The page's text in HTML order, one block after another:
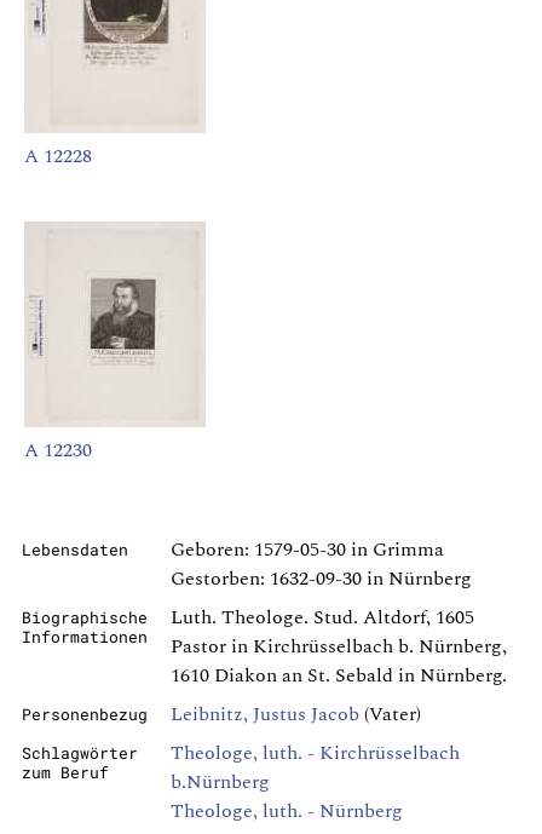
A 12228
A 12230
Lebensdaten
Geboren: 1579-05-30 in Grimma
Gestorben: 1632-09-30 in Nürnberg
Biographische
Informationen
Luth. Theologe. Stud. Altdorf, 1605
Pastor in Kirchrüsselbach b. Nürnberg,
1610 Diakon an St. Sebald in Nürnberg.
Personenbezug Leibnitz, Justus Jacob(Vater)
Schlagwörter
zum Beruf
Theologe, luth. - Kirchrüsselbach
b.Nürnberg
Theologe, luth. - Nürnberg